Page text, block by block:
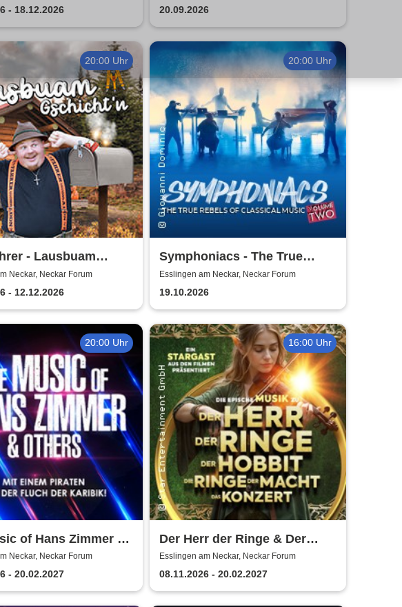
- 18.12.2026 20.09.2026
20:00 Uhr
- Lausbuam
Neckar, Neckar Forum
- 12.12.2026
20:00 Uhr
Symphoniacs - The True
Rebels Of Classical Music
Esslingen am Neckar, Neckar Forum
19.10.2026
20:00 Uhr
of Hans Zimmer &
A Celebration of Film
Neckar, Neckar Forum
- 20.02.2027
16:00 Uhr
Der Herr der Ringe & Der
Hobbit
Esslingen am Neckar, Neckar Forum
08.11.2026 - 20.02.2027